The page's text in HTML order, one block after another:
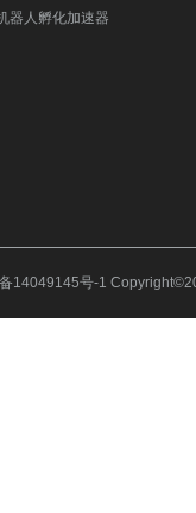
器人孵化加速器
14049145号-1